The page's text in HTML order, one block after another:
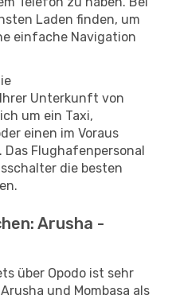
Laden finden, um
einfache Navigation
Unterkunft von
um ein Taxi,
einen im Voraus
Flughafenpersonal
die besten
Arusha -
über Opodo ist sehr
und Mombasa als